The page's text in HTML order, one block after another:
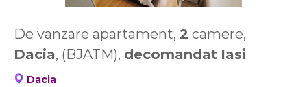
De vanzare apartament, 2 camere,
Dacia, (BJATM), decomandat Iasi
Dacia